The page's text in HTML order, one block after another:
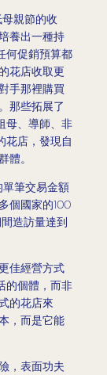
親節的收
養出一種持
何促銷預算都
花店收取更
手那裡購買
那些拓展了
母、導師、非
花店，發現自
體。
筆交易金額
個國家的100
造訪量達到
佳經營方式
的個體，而非
的花店來
，而是它能
，表面功夫